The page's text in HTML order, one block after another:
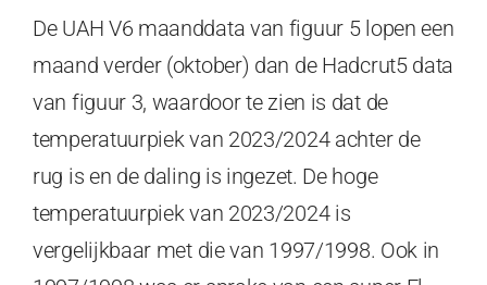
De UAH V6 maanddata van figuur 5 lopen een
maand verder (oktober) dan de Hadcrut5 data
van figuur 3, waardoor te zien is dat de
temperatuurpiek van 2023/2024 achter de
rug is en de daling is ingezet. De hoge
temperatuurpiek van 2023/2024 is
vergelijkbaar met die van 1997/1998. Ook in